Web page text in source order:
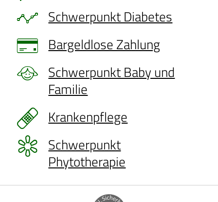
Schwerpunkt Diabetes
Bargeldlose Zahlung
Schwerpunkt Baby und
Familie
Krankenpflege
Schwerpunkt
Phytotherapie